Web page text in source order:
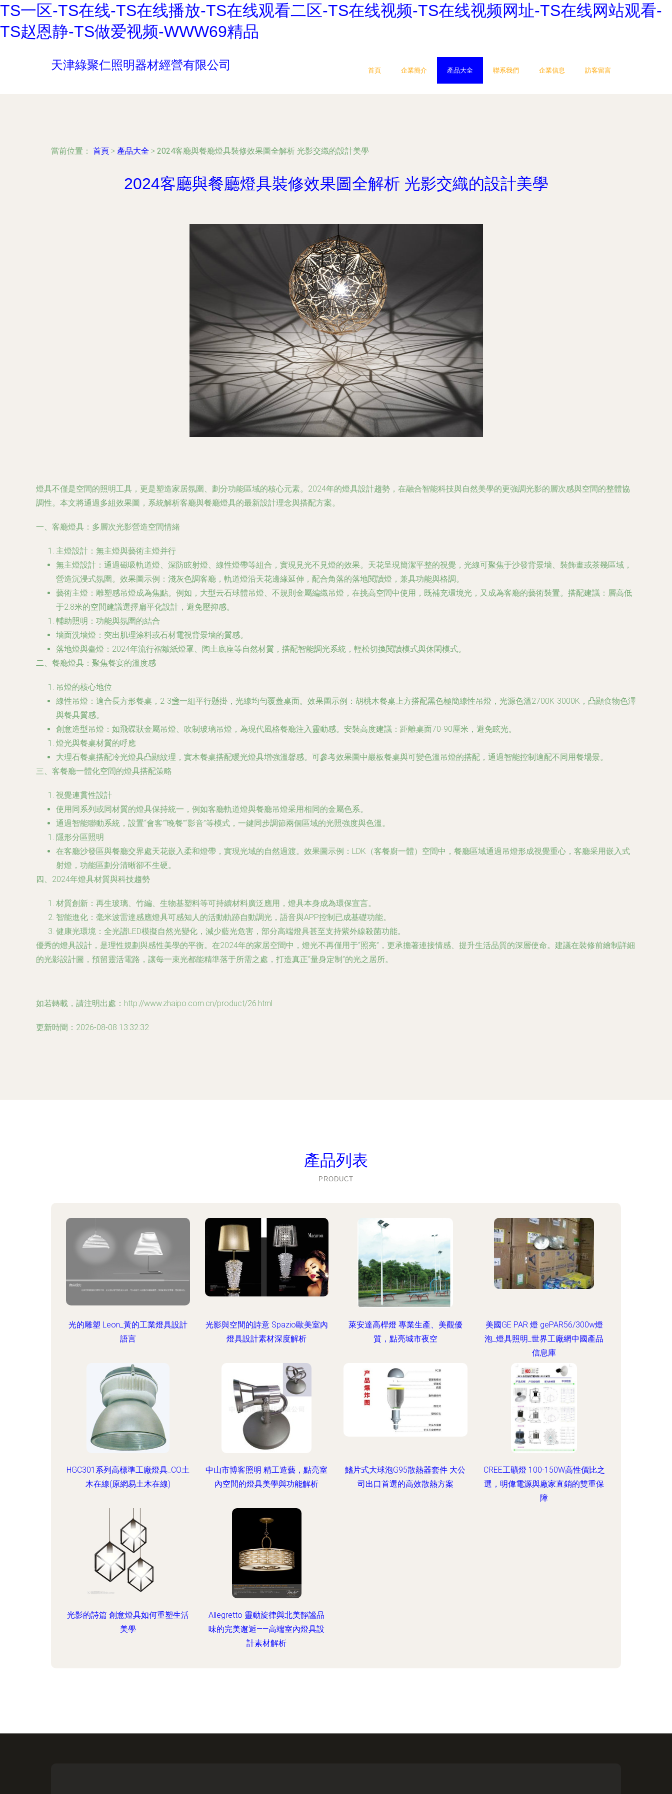
TS一区-TS在线-TS在线播放-TS在线观看二区-TS在线视频-TS在线视频网址-TS在线网站观看-
TS赵恩静-TS做爱视频-WWW69精品
天津綠聚仁照明器材經營有限公司 首頁 企業簡介 產品大全 聯系我們 企業信息 訪客留言
當前位置： 首頁 > 產品大全 > 2024客廳與餐廳燈具裝修效果圖全解析 光影交織的設計美學
2024客廳與餐廳燈具裝修效果圖全解析 光影交織的設計美學
燈具不僅是空間的照明工具，更是塑造家居氛圍、劃分功能區域的核心元素。2024年的燈具設計趨勢，在融合智能科技與自然美學的更強調光影的層次感與空間的整體協
調性。本文將通過多組效果圖，系統解析客廳與餐廳燈具的最新設計理念與搭配方案。
一、客廳燈具：多層次光影營造空間情緒
主燈設計：無主燈與藝術主燈并行
無主燈設計 ：通過磁吸軌道燈、深防眩射燈、線性燈帶等組合，實現見光不見燈的效果。天花呈現簡潔平整的視覺，光線可聚焦于沙發背景墻、裝飾畫或茶幾區域，
營造沉浸式氛圍。效果圖示例：淺灰色調客廳，軌道燈沿天花邊緣延伸，配合角落的落地閱讀燈，兼具功能與格調。
藝術主燈 ：雕塑感吊燈成為焦點。例如，大型云石球體吊燈、不規則金屬編織吊燈，在挑高空間中使用，既補充環境光，又成為客廳的藝術裝置。搭配建議：層高低
于2.8米的空間建議選擇扁平化設計，避免壓抑感。
輔助照明：功能與氛圍的結合
墻面洗墻燈 ：突出肌理涂料或石材電視背景墻的質感。
落地燈與臺燈 ：2024年流行褶皺紙燈罩、陶土底座等自然材質，搭配智能調光系統，輕松切換閱讀模式與休閑模式。
二、餐廳燈具：聚焦餐宴的溫度感
吊燈的核心地位
線性吊燈 ：適合長方形餐桌，2-3盞一組平行懸掛，光線均勻覆蓋桌面。效果圖示例：胡桃木餐桌上方搭配黑色極簡線性吊燈，光源色溫2700K-3000K，凸顯食物色澤
與餐具質感。
創意造型吊燈 ：如飛碟狀金屬吊燈、吹制玻璃吊燈，為現代風格餐廳注入靈動感。安裝高度建議：距離桌面70-90厘米，避免眩光。
燈光與餐桌材質的呼應
大理石餐桌搭配冷光燈具凸顯紋理，實木餐桌搭配暖光燈具增強溫馨感。可參考效果圖中巖板餐桌與可變色溫吊燈的搭配，通過智能控制適配不同用餐場景。
三、客餐廳一體化空間的燈具搭配策略
視覺連貫性設計
使用同系列或同材質的燈具保持統一，例如客廳軌道燈與餐廳吊燈采用相同的金屬色系。
通過智能聯動系統，設置“會客”“晚餐”“影音”等模式，一鍵同步調節兩個區域的光照強度與色溫。
隱形分區照明
在客廳沙發區與餐廳交界處天花嵌入柔和燈帶，實現光域的自然過渡。效果圖示例：LDK（客餐廚一體）空間中，餐廳區域通過吊燈形成視覺重心，客廳采用嵌入式
射燈，功能區劃分清晰卻不生硬。
四、2024年燈具材質與科技趨勢
材質創新：再生玻璃、竹編、生物基塑料等可持續材料廣泛應用，燈具本身成為環保宣言。
智能進化：毫米波雷達感應燈具可感知人的活動軌跡自動調光，語音與APP控制已成基礎功能。
健康光環境：全光譜LED模擬自然光變化，減少藍光危害，部分高端燈具甚至支持紫外線殺菌功能。
優秀的燈具設計，是理性規劃與感性美學的平衡。在2024年的家居空間中，燈光不再僅用于“照亮”，更承擔著連接情感、提升生活品質的深層使命。建議在裝修前繪制詳細
的光影設計圖，預留靈活電路，讓每一束光都能精準落于所需之處，打造真正“量身定制”的光之居所。
如若轉載，請注明出處：http://www.zhaipo.com.cn/product/26.html
更新時間：2026-08-08 13:32:32
產品列表
PRODUCT
光的雕塑 Leon_黃的工業燈具設計
語言
光影與空間的詩意 Spazio歐美室內
燈具設計素材深度解析
萊安達高桿燈 專業生產、美觀優
質，點亮城市夜空
美國GE PAR 燈 gePAR56/300w燈
泡_燈具照明_世界工廠網中國產品
信息庫
HGC301系列高標準工廠燈具_CO土
木在線(原網易土木在線)
中山市博客照明 精工造藝，點亮室
內空間的燈具美學與功能解析
鰭片式大球泡G95散熱器套件 大公
司出口首選的高效散熱方案
CREE工礦燈 100-150W高性價比之
選，明偉電源與廠家直銷的雙重保
障
光影的詩篇 創意燈具如何重塑生活
美學
Allegretto 靈動旋律與北美靜謐品
味的完美邂逅——高端室內燈具設
計素材解析